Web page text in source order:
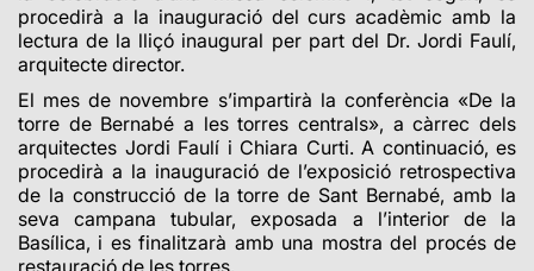
procedirà a la inauguració del curs acadèmic amb la
lectura de la lliçó inaugural per part del Dr. Jordi Faulí,
arquitecte director.
El mes de novembre s’impartirà la conferència «De la
torre de Bernabé a les torres centrals», a càrrec dels
arquitectes Jordi Faulí i Chiara Curti. A continuació, es
procedirà a la inauguració de l’exposició retrospectiva
de la construcció de la torre de Sant Bernabé, amb la
seva campana tubular, exposada a l’interior de la
Basílica, i es finalitzarà amb una mostra del procés de